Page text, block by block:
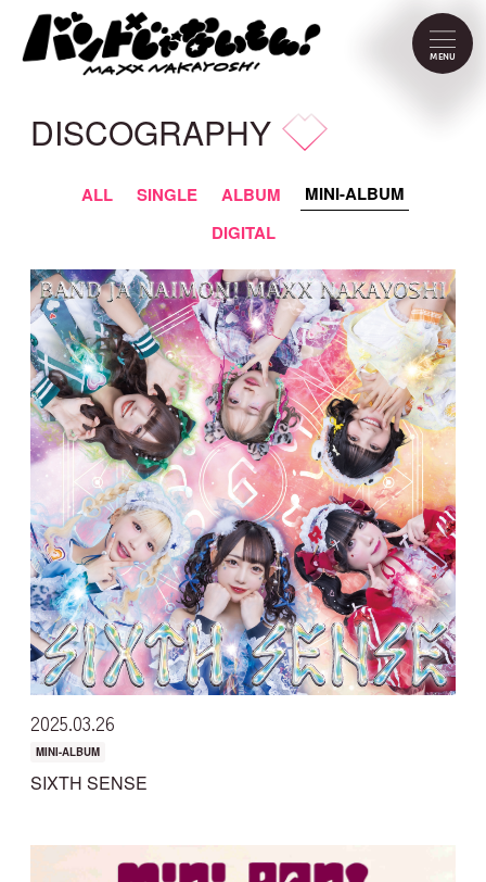
MENU
NEWS
DISCOGRAPHY
CONTACT
FC Menu
JOIN LOGIN
MOVIE
GALLERY
TICKET
BIRTHDAY MAIL
DISCOGRAPHY
ALL SINGLE ALBUM
MINI-ALBUM
DIGITAL
202503 26
MINI-ALBUM
SIXTH SENSE